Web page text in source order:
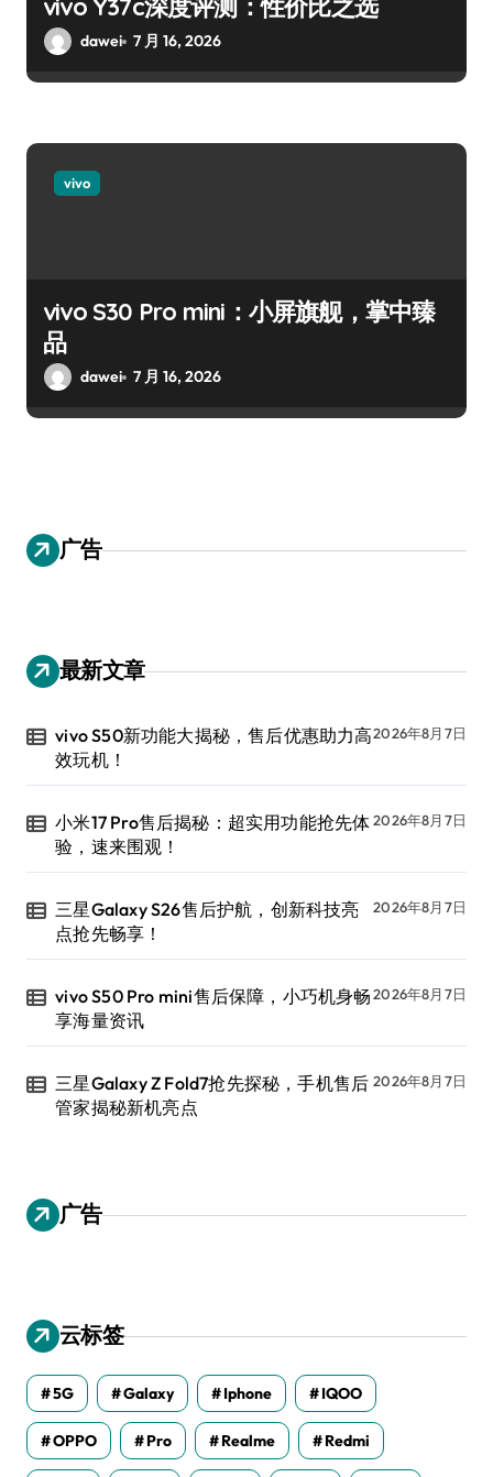
vivo Y37c深度评测：性价比之选
dawei 7 月 16, 2026
vivo
vivo S30 Pro mini：小屏旗舰，掌中臻
品
dawei 7 月 16, 2026
广告
最新文章
vivo S50新功能大揭秘，售后优惠助力高
效玩机！
2026年8月7日
小米17 Pro售后揭秘：超实用功能抢先体
验，速来围观！
2026年8月7日
三星Galaxy S26售后护航，创新科技亮
点抢先畅享！
2026年8月7日
vivo S50 Pro mini售后保障，小巧机身畅
享海量资讯
2026年8月7日
三星Galaxy Z Fold7抢先探秘，手机售后
管家揭秘新机亮点
2026年8月7日
广告
云标签
5G Galaxy Iphone IQOO
OPPO Pro Realme Redmi